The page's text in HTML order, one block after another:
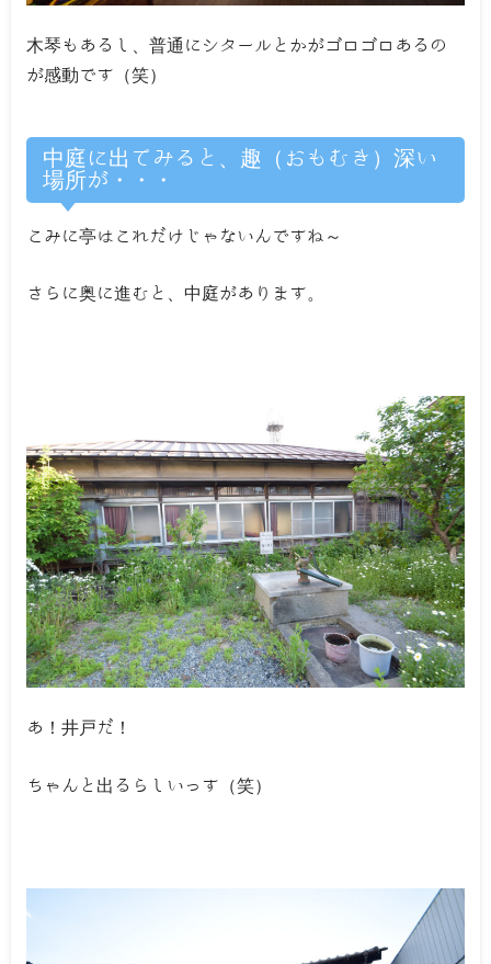
木琴もあるし、普通にシタールとかがゴロゴロあるの
が感動です（笑）
中庭に出てみると、趣（おもむき）深い
場所が・・・
こみに亭はこれだけじゃないんですね～
さらに奥に進むと、中庭があります。
あ！井戸だ！
ちゃんと出るらしいっす（笑）